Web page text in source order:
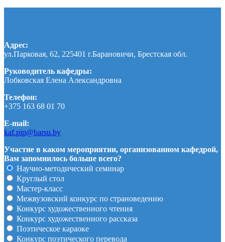
Адрес:
ул.Парковая, 62, 225401 г.Барановичи, Брестская обл.
Руководитель кафедры:
Лобковская Елена Александровна
Телефон:
+375 163 68 01 70
E-mail:
kaf.pip@barsu.by
Участие в каком мероприятии, организованном кафедрой,
Вам запомнилось больше всего?
Научно-методический семинар
Круглый стол
Мастер-класс
Межвузовский конкурс по страноведению
Конкурс художественного чтения
Конкурс художественного рассказа
Поэтическое караоке
Конкурс поэтического перевода